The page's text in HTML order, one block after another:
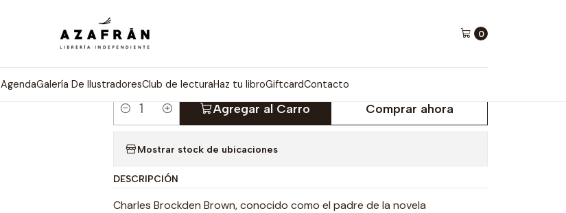
0
AgendaGalería De IlustradoresClub de lecturaHaz tu libroGiftcardContacto
Terror Y Ciencia Ficción
WIELAND O LA TRANSFORMACION
Cantidad
Agregar al Carro Comprar ahora
Mostrar stock de ubicaciones
DESCRIPCIÓN
Charles Brockden Brown, conocido como el padre de la novela